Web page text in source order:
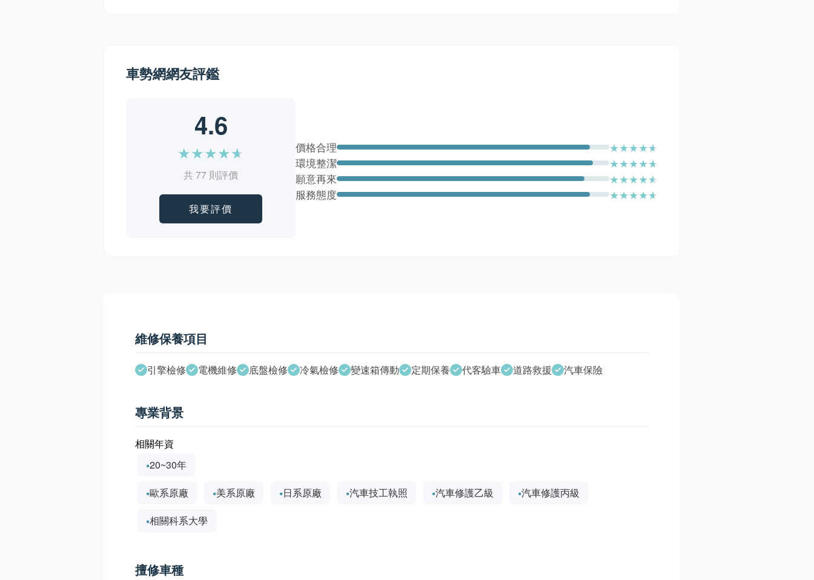
車勢網網友評鑑
4.6
★★★★★
共 77 則評價
我要評價
價格合理 ★★★★★
環境整潔 ★★★★★
願意再來 ★★★★★
服務態度 ★★★★★
維修保養項目
引擎檢修 電機維修 底盤檢修 冷氣檢修 變速箱傳動 定期保養 代客驗車 道路救援 汽車保險
專業背景
相關年資
20~30年
歐系原廠
美系原廠 日系原廠 汽車技工執照 汽車修護乙級
汽車修護丙級
相關科系大學
擅修車種